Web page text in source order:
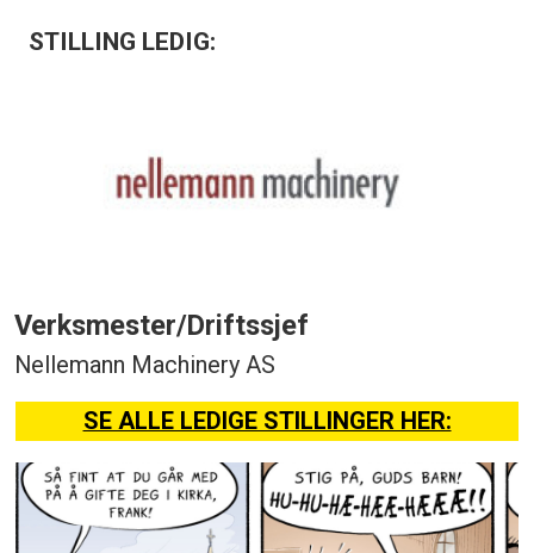
STILLING LEDIG:
Verksmester/Driftssjef
Nellemann Machinery AS
SE ALLE LEDIGE STILLINGER HER: